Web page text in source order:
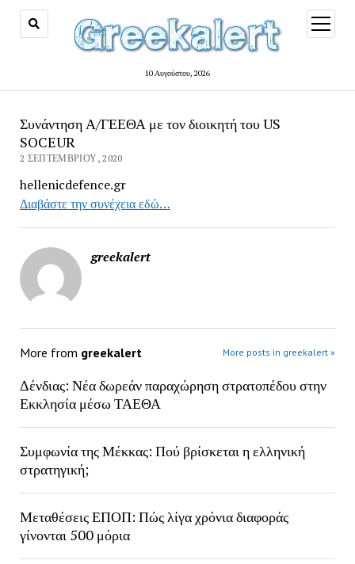
10 Αυγούστου, 2026
open
menu
Συνάντηση Α/ΓΕΕΘΑ με τον διοικητή του US
SOCEUR
2 ΣΕΠΤΕΜΒΡΊΟΥ, 2020
hellenicdefence.gr
Διαβάστε την συνέχεια εδώ…
greekalert
More from greekalert More posts in greekalert »
Δένδιας: Νέα δωρεάν παραχώρηση στρατοπέδου στην
Εκκλησία μέσω ΤΑΕΘΑ
Συμφωνία της Μέκκας: Πού βρίσκεται η ελληνική
στρατηγική;
Μεταθέσεις ΕΠΟΠ: Πώς λίγα χρόνια διαφοράς
γίνονται 500 μόρια